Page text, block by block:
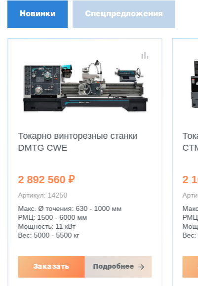
Новинки Спецпредложения
Токарно винторезные станки
DMTG CWE
2 892 560 ₽
Артикул: 14250
Макс. Ø точения: 630 - 1000 мм
РМЦ: 1500 - 6000 мм
Мощность: 11 кВт
Вес: 5000 - 5500 кг
Заказать Подробнее
2
Вес: